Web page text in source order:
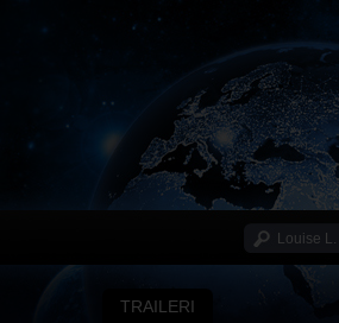
TRAILERI